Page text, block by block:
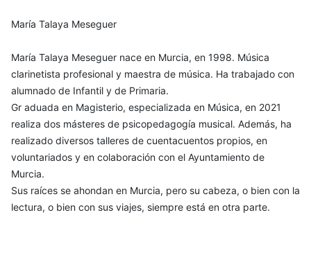
María Talaya Meseguer
María Talaya Meseguer nace en Murcia, en 1998. Música
clarinetista profesional y maestra de música. Ha trabajado con
alumnado de Infantil y de Primaria.
Gr aduada en Magisterio, especializada en Música, en 2021
realiza dos másteres de psicopedagogía musical. Además, ha
realizado diversos talleres de cuentacuentos propios, en
voluntariados y en colaboración con el Ayuntamiento de
Murcia.
Sus raíces se ahondan en Murcia, pero su cabeza, o bien con la
lectura, o bien con sus viajes, siempre está en otra parte.